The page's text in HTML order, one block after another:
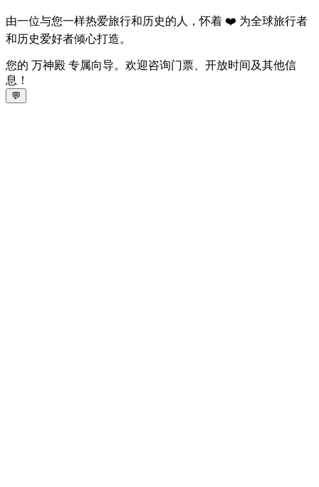
由一位与您一样热爱旅行和历史的人，怀着 ❤️ 为全球旅行者
和历史爱好者倾心打造。
您的 万神殿 专属向导。欢迎咨询门票、开放时间及其他信
息！
💬